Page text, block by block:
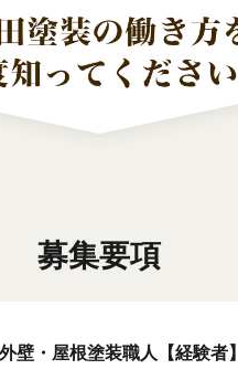
募集要項
外壁・屋根塗装職人【経験者】